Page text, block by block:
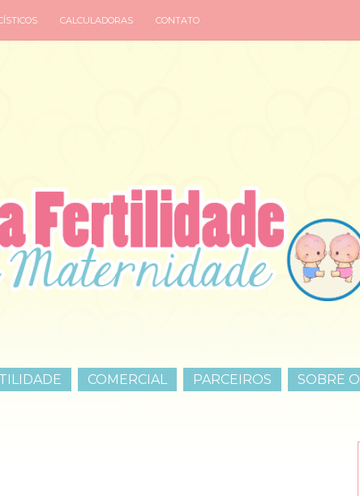
CALCULADORAS CONTATO
COMERCIAL PARCEIROS SOBRE